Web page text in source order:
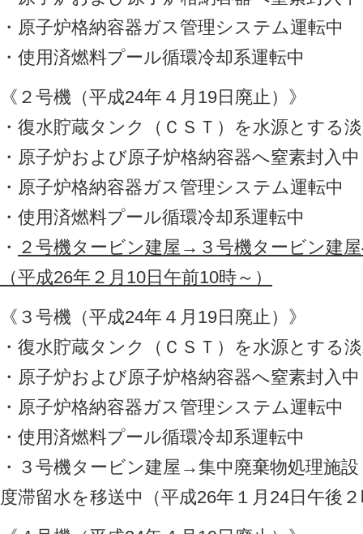
・原子炉格納容器ガス管理システム運転中
・使用済燃料プール循環冷却系運転中
《２号機（平成24年４月19日廃止）》
・復水貯蔵タンク（ＣＳＴ）を水源とする
・原子炉および原子炉格納容器へ窒素封入中
・原子炉格納容器ガス管理システム運転中
・使用済燃料プール循環冷却系運転中
・ ２号機タービン建屋→３号機タービン建
（平成26年２月10日午前10時～）
《３号機（平成24年４月19日廃止）》
・復水貯蔵タンク（ＣＳＴ）を水源とする
・原子炉および原子炉格納容器へ窒素封入中
・原子炉格納容器ガス管理システム運転中
・使用済燃料プール循環冷却系運転中
・３号機タービン建屋→集中廃棄物処理施
度滞留水を移送中（平成26年１月24日午後